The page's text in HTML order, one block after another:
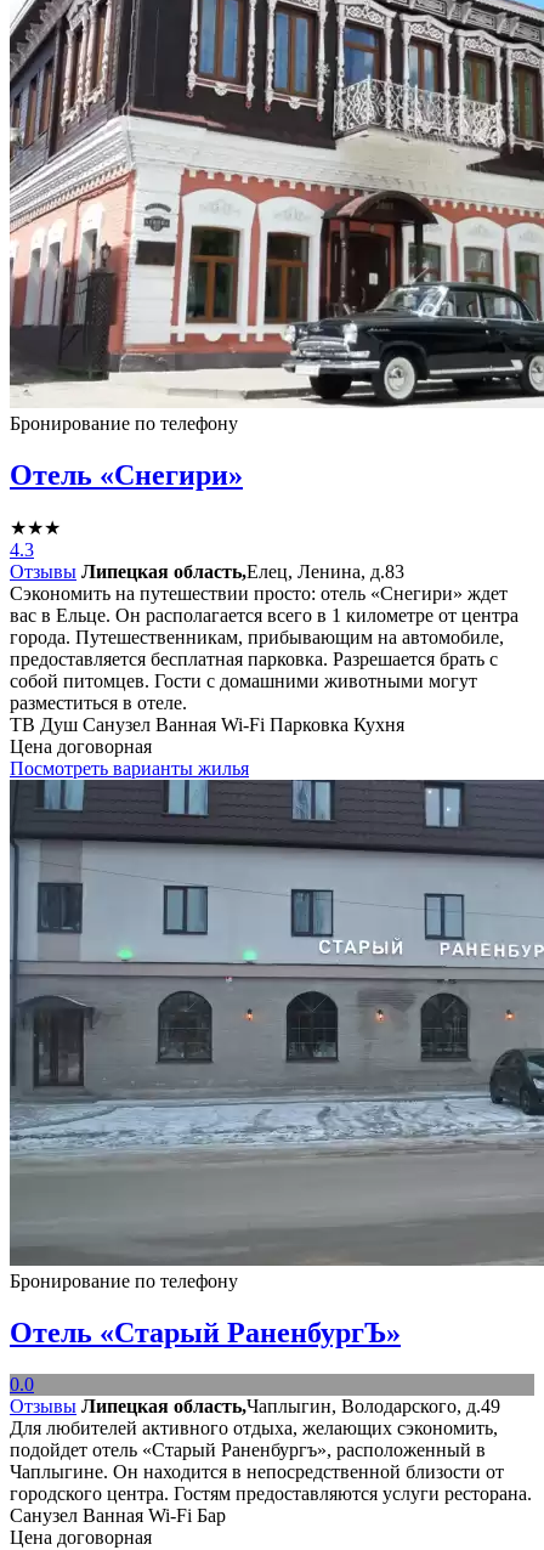
Бронирование по телефону
Отель «Снегири»
★★★
4.3
Отзывы Липецкая область,Елец, Ленина, д.83
Сэкономить на путешествии просто: отель «Снегири» ждет
вас в Ельце. Он располагается всего в 1 километре от центра
города. Путешественникам, прибывающим на автомобиле,
предоставляется бесплатная парковка. Разрешается брать с
собой питомцев. Гости с домашними животными могут
разместиться в отеле.
ТВ Душ Санузел Ванная Wi-Fi Парковка Кухня
Цена договорная
Посмотреть варианты жилья
Бронирование по телефону
Отель «Старый РаненбургЪ»
0.0
Отзывы Липецкая область,Чаплыгин, Володарского, д.49
Для любителей активного отдыха, желающих сэкономить,
подойдет отель «Старый Раненбургъ», расположенный в
Чаплыгине. Он находится в непосредственной близости от
городского центра. Гостям предоставляются услуги ресторана.
Санузел Ванная Wi-Fi Бар
Цена договорная